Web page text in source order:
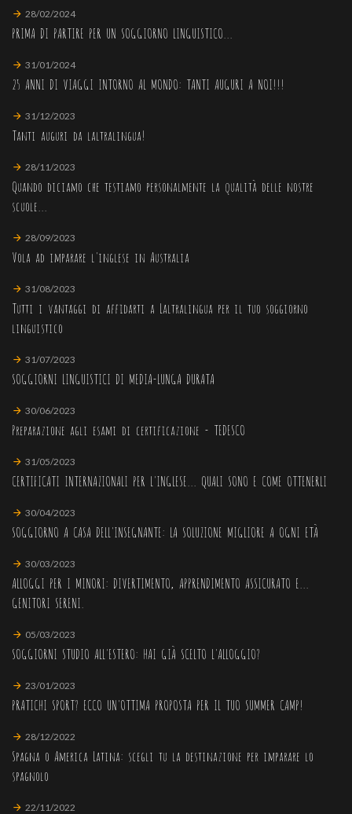
28/02/2024
PRIMA DI PARTIRE PER UN SOGGIORNO LINGUISTICO...
31/01/2024
25 ANNI DI VIAGGI INTORNO AL MONDO: TANTI AUGURI A NOI!!!
31/12/2023
Tanti auguri da laltralingua!
28/11/2023
Quando diciamo che testiamo personalmente la qualità delle nostre
scuole...
28/09/2023
Vola ad imparare l'inglese in Australia
31/08/2023
Tutti i vantaggi di affidarti a Laltralingua per il tuo soggiorno
linguistico
31/07/2023
SOGGIORNI LINGUISTICI DI MEDIA-LUNGA DURATA
30/06/2023
Preparazione agli esami di certificazione - TEDESCO
31/05/2023
CERTIFICATI INTERNAZIONALI PER L'INGLESE... QUALI SONO E COME OTTENERLI
30/04/2023
SOGGIORNO A CASA DELL'INSEGNANTE: LA SOLUZIONE MIGLIORE A OGNI ETÀ
30/03/2023
ALLOGGI PER I MINORI: DIVERTIMENTO, APPRENDIMENTO ASSICURATO E...
GENITORI SERENI.
05/03/2023
SOGGIORNI STUDIO ALL'ESTERO: HAI GIÀ SCELTO L'ALLOGGIO?
23/01/2023
PRATICHI SPORT? ECCO UN'OTTIMA PROPOSTA PER IL TUO SUMMER CAMP!
28/12/2022
Spagna o America Latina: scegli tu la destinazione per imparare lo
spagnolo
22/11/2022